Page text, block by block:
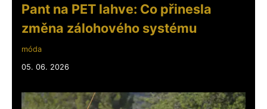
Pant na PET lahve: Co přinesla
změna zálohového systému
móda
05. 06. 2026